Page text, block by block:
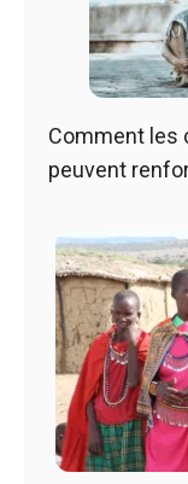
Comment les
peuvent